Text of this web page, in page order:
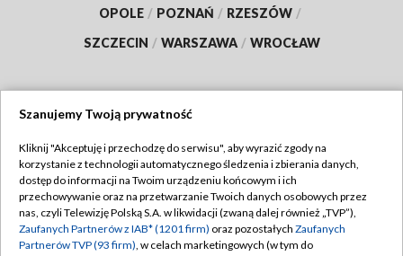
OPOLE / POZNAŃ / RZESZÓW /
SZCZECIN / WARSZAWA / WROCŁAW
TVP
Abonament TVP
Emisja w TVP
Regulamin TVP
Polityka prywatności
Szanujemy Twoją prywatność
Kliknij "Akceptuję i przechodzę do serwisu", aby wyrazić zgody na
korzystanie z technologii automatycznego śledzenia i zbierania danych,
dostęp do informacji na Twoim urządzeniu końcowym i ich
przechowywanie oraz na przetwarzanie Twoich danych osobowych przez
nas, czyli Telewizję Polską S.A. w likwidacji (zwaną dalej również „TVP”),
Zaufanych Partnerów z IAB* (1201 firm) oraz pozostałych Zaufanych
Partnerów TVP (93 firm), w celach marketingowych (w tym do